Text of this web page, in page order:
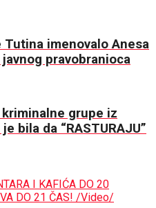
Tutina imenovalo Anesa
pravobranioca
grupe iz
bila da “RASTURAJU”